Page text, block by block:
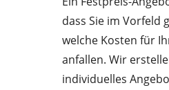
dass Sie im Vorfeld
welche Kosten für
anfallen. Wir
individuelles